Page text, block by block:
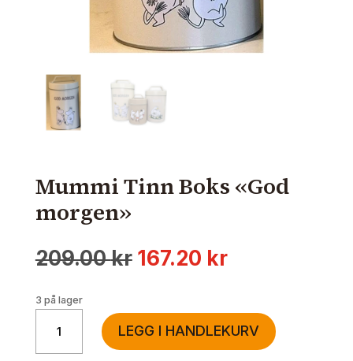
Mummi Tinn Boks «God
morgen»
209.00kr Opprinnelig
209.00 kr.
167.20 krNåværende
167.20 kr.
3 på lager
Tinn
Boks
LEGG I HANDLEKURV